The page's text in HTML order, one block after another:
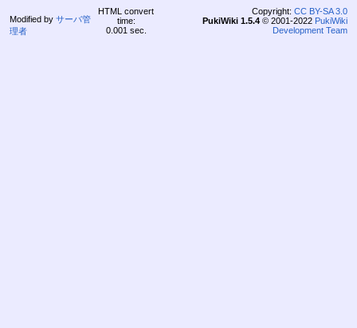
Modified by サーバ管
理者
HTML convert
time:
0.001 sec.
Copyright: CC BY-SA 3.0
PukiWiki 1.5.4© 2001-2022 PukiWiki
Development Team